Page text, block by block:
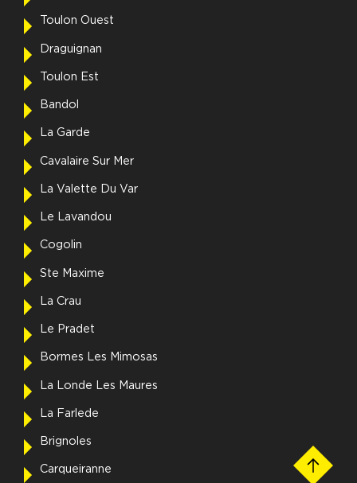
Toulon Ouest
Draguignan
Toulon Est
Bandol
La Garde
Cavalaire Sur Mer
La Valette Du Var
Le Lavandou
Cogolin
Ste Maxime
La Crau
Le Pradet
Bormes Les Mimosas
La Londe Les Maures
La Farlede
Brignoles
Carqueiranne